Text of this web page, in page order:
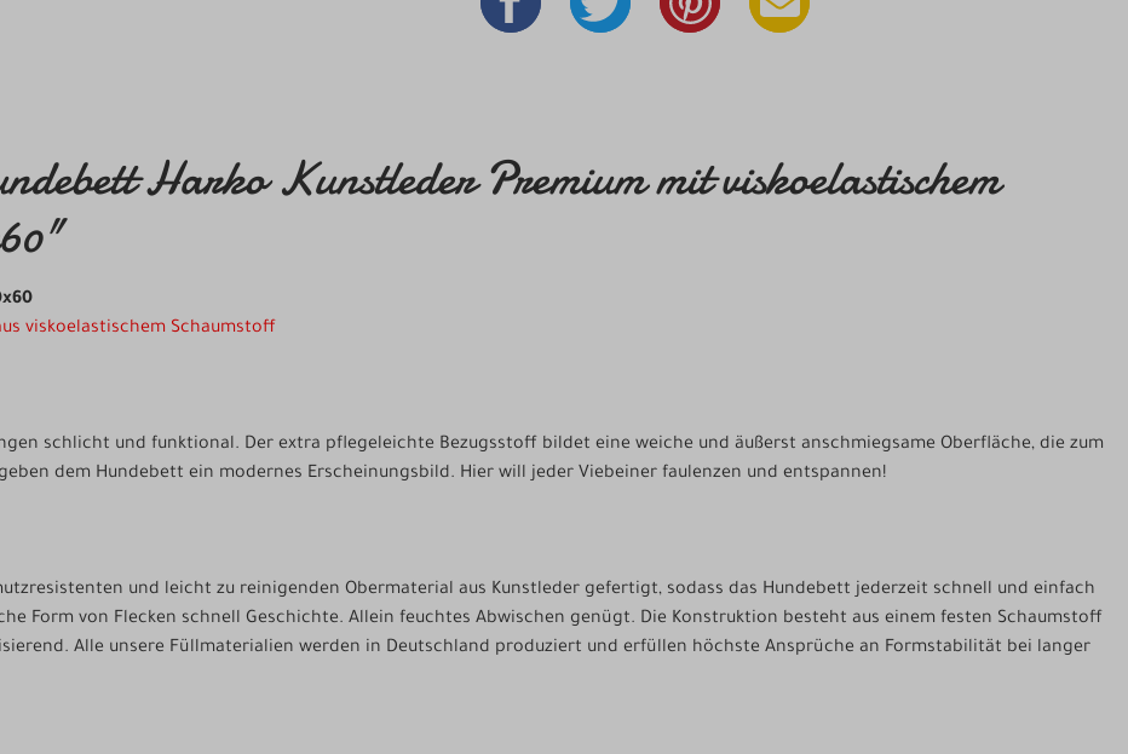
Harko Kunstleder Premium mit viskoelastischem
viskoelastischem Schaumstoff
schlicht und funktional. Der extra pflegeleichte Bezugsstoff bildet eine weiche und äußerst anschmiegsame Oberfläche, die zum
dem Hundebett ein modernes Erscheinungsbild. Hier will jeder Viebeiner faulenzen und entspannen!
und leicht zu reinigenden Obermaterial aus Kunstleder gefertigt, sodass das Hundebett jederzeit schnell und einfach
Form von Flecken schnell Geschichte. Allein feuchtes Abwischen genügt. Die Konstruktion besteht aus einem festen Schaumstoff
Alle unsere Füllmaterialien werden in Deutschland produziert und erfüllen höchste Ansprüche an Formstabilität bei langer